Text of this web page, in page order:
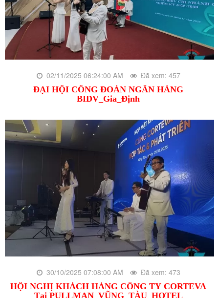
02/11/2025 06:24:00 AM Đã xem: 457
ĐẠI HỘI CÔNG ĐOÀN NGÂN HÀNG
BIDV_Gia_Định
30/10/2025 07:08:00 AM Đã xem: 473
HỘI NGHỊ KHÁCH HÀNG CÔNG TY CORTEVA
Tại PULLMAN_VŨNG_TÀU_HOTEL